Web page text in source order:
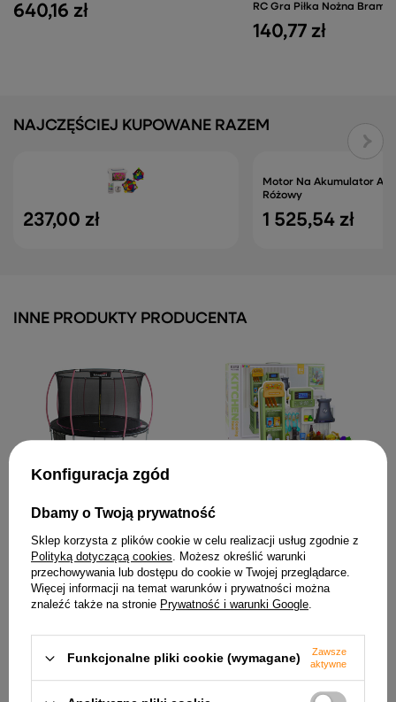
640,16 zł
RC Gra Piłka Nożna
140,77 zł
NAJCZĘŚCIEJ KUPOWANE RAZEM
237,00 zł
Motor Na Akumulator
Różowy
1 525,54 zł
INNE PRODUKTY PRODUCENTA
925,83 zł
Wody Zmiana Koloru
Żywności Para Zielona 64 el.
223,09 zł
Konfiguracja zgód
Dbamy o Twoją prywatność
Sklep korzysta z plików cookie w celu realizacji usług zgodnie z
Polityką dotyczącą cookies. Możesz określić warunki
przechowywania lub dostępu do cookie w Twojej przeglądarce.
Więcej informacji na temat warunków i prywatności można
znaleźć także na stronie Prywatność i warunki Google.
Funkcjonalne pliki cookie (wymagane)
Zawsze
aktywne